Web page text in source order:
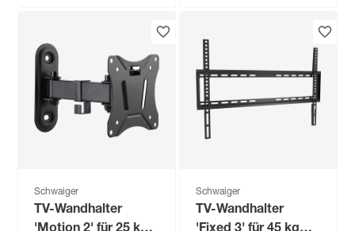
Schwaiger
TV-Wandhalter
Schwaiger
TV-Wandhalter